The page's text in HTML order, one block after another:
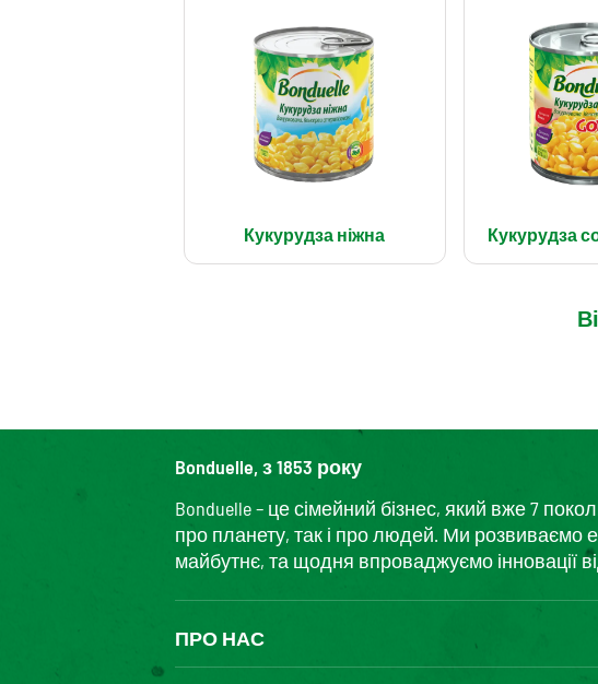
Кукурудза ніжна Кукурудза
Bonduelle, з 1853 року
Bonduelle – це сімейний бізнес, який вже 7
про планету, так і про людей. Ми розвиваємо
майбутнє, та щодня впроваджуємо інновації
ПРО НАС